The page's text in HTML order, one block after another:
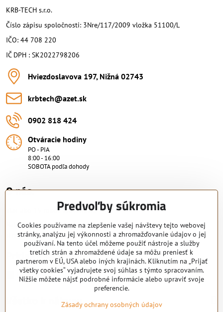
KRB-TECH s.r.o.
Číslo zápisu spoločnosti: 3Nre/117/2009 vložka 51100/L
IČO: 44 708 220
IČ DPH : SK2022798206
Hviezdoslavova 197, Nižná 02743
krbtech​@azet​.sk
0902 818 424
Otváracie hodiny
PO - PIA
8:00 - 16:00
SOBOTA podľa dohody
O nás.
Viac ako 15 rokov skúsenosti.
Nakupujte od overeného predajcu s certifikovaným servisným
strediskom. KRB-TECH s.r.o.
Pridajte sa k nám
Facebook
Všetko k nákupu
Predvoľby súkromia
Cookies používame na zlepšenie vašej návštevy tejto webovej
stránky, analýzu jej výkonnosti a zhromažďovanie údajov o jej
používaní. Na tento účel môžeme použiť nástroje a služby
tretích strán a zhromaždené údaje sa môžu preniesť k
partnerom v EÚ, USA alebo iných krajinách. Kliknutím na „Prijať
všetky cookies“ vyjadrujete svoj súhlas s týmto spracovaním.
Nižšie môžete nájsť podrobné informácie alebo upraviť svoje
preferencie.
Zásady ochrany osobných údajov